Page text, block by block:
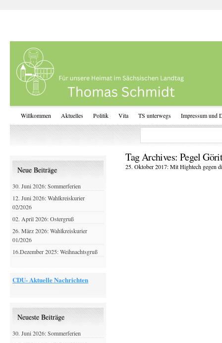
Willkommen Aktuelles Politik Vita TS unterwegs Impressum und
Tag Archives: Pegel
25. Oktober 2017: Mit Hightech gegen
Neue Beiträge
30. Juni 2026: Sommerferien
12. Juni 2026: Wahlkreiskurier
02/2026
02. April 2026: Ostergruß
26. März 2026: Wahlkreiskurier
01/2026
16.Dezember 2025: Weihnachtsgruß
CDU- Aktuelle Nachrichten
Neueste Beiträge
30. Juni 2026: Sommerferien